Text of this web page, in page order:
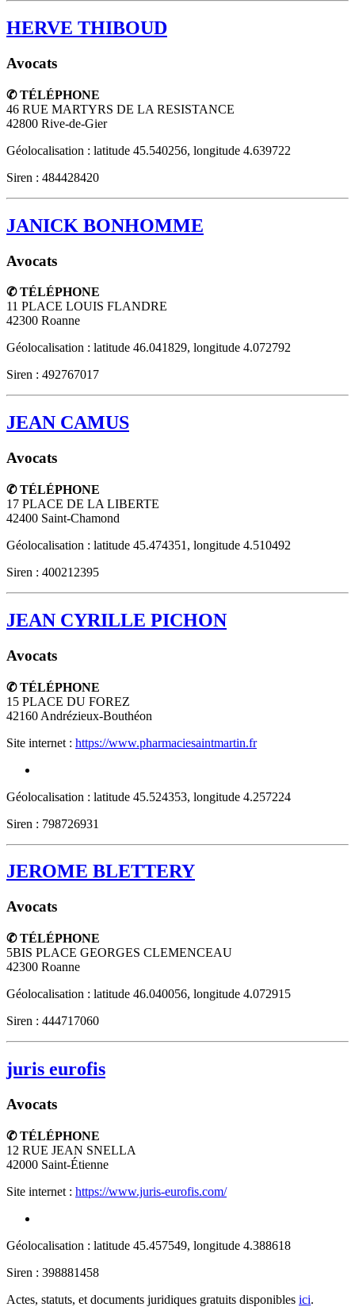
HERVE THIBOUD
Avocats
✆ TÉLÉPHONE
46 RUE MARTYRS DE LA RESISTANCE
42800 Rive-de-Gier
Géolocalisation : latitude 45.540256, longitude 4.639722
Siren : 484428420
JANICK BONHOMME
Avocats
✆ TÉLÉPHONE
11 PLACE LOUIS FLANDRE
42300 Roanne
Géolocalisation : latitude 46.041829, longitude 4.072792
Siren : 492767017
JEAN CAMUS
Avocats
✆ TÉLÉPHONE
17 PLACE DE LA LIBERTE
42400 Saint-Chamond
Géolocalisation : latitude 45.474351, longitude 4.510492
Siren : 400212395
JEAN CYRILLE PICHON
Avocats
✆ TÉLÉPHONE
15 PLACE DU FOREZ
42160 Andrézieux-Bouthéon
Site internet : https://www.pharmaciesaintmartin.fr
Géolocalisation : latitude 45.524353, longitude 4.257224
Siren : 798726931
JEROME BLETTERY
Avocats
✆ TÉLÉPHONE
5BIS PLACE GEORGES CLEMENCEAU
42300 Roanne
Géolocalisation : latitude 46.040056, longitude 4.072915
Siren : 444717060
juris eurofis
Avocats
✆ TÉLÉPHONE
12 RUE JEAN SNELLA
42000 Saint-Étienne
Site internet : https://www.juris-eurofis.com/
Géolocalisation : latitude 45.457549, longitude 4.388618
Siren : 398881458
Actes, statuts, et documents juridiques gratuits disponibles ici.